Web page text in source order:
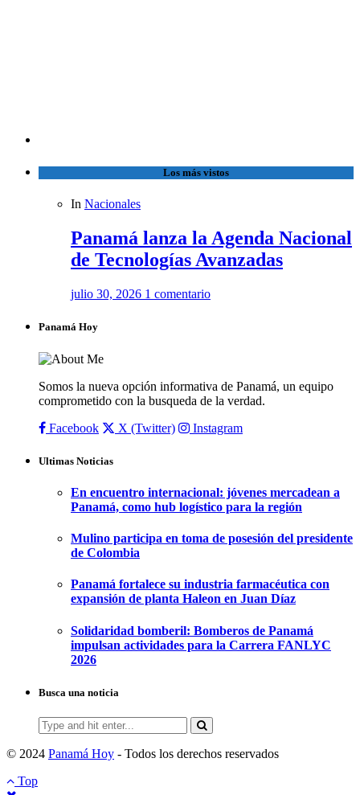
Los más vistos
In Nacionales
Panamá lanza la Agenda Nacional
de Tecnologías Avanzadas
julio 30, 2026 1 comentario
Panamá Hoy
Somos la nueva opción informativa de Panamá, un equipo
comprometido con la busqueda de la verdad.
Facebook
X (Twitter) Instagram
Ultimas Noticias
En encuentro internacional: jóvenes mercadean a
Panamá, como hub logístico para la región
Mulino participa en toma de posesión del presidente
de Colombia
Panamá fortalece su industria farmacéutica con
expansión de planta Haleon en Juan Díaz
Solidaridad bomberil: Bomberos de Panamá
impulsan actividades para la Carrera FANLYC
2026
Busca una noticia
Search
for:
© 2024 Panamá Hoy - Todos los derechos reservados
Top